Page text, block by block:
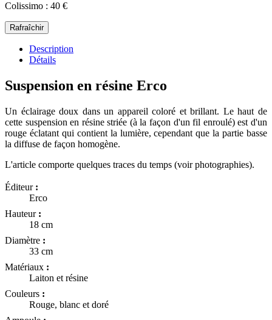
Colissimo : 40 €
Description
Détails
Suspension en résine Erco
Un éclairage doux dans un appareil coloré et brillant. Le haut de
cette suspension en résine striée (à la façon d'un fil enroulé) est d'un
rouge éclatant qui contient la lumière, cependant que la partie basse
la diffuse de façon homogène.
L'article comporte quelques traces du temps (voir photographies).
Éditeur :
Erco
Hauteur :
18 cm
Diamètre :
33 cm
Matériaux :
Laiton et résine
Couleurs :
Rouge, blanc et doré